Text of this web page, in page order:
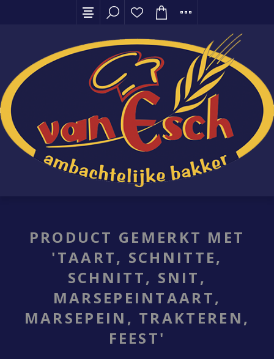
PRODUCT GEMERKT MET
'TAART, SCHNITTE,
SCHNITT, SNIT,
MARSEPEINTAART,
MARSEPEIN, TRAKTEREN,
FEEST'